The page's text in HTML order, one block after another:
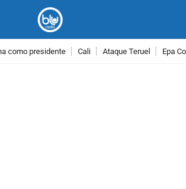
como presidente Cali Ataque Teruel Epa